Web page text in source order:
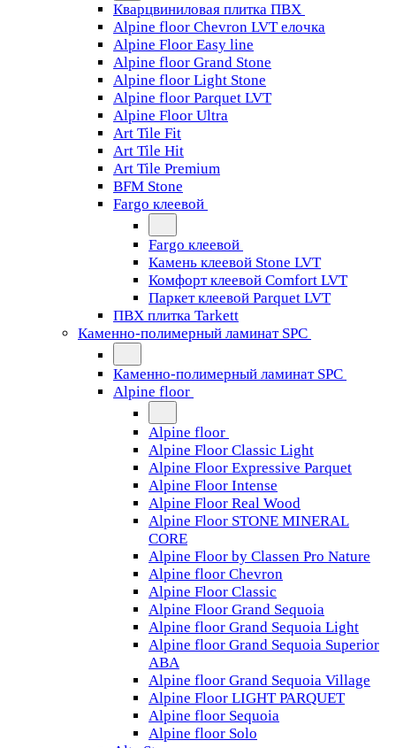
Кварцвиниловая плитка ПВХ
Alpine floor Chevron LVT елочка
Alpine Floor Easy line
Alpine floor Grand Stone
Alpine floor Light Stone
Alpine floor Parquet LVT
Alpine Floor Ultra
Art Tile Fit
Art Tile Hit
Art Tile Premium
BFM Stone
Fargo клеевой
Fargo клеевой
Камень клеевой Stone LVT
Комфорт клеевой Comfort LVT
Паркет клеевой Parquet LVT
ПВХ плитка Tarkett
Каменно-полимерный ламинат SPC
Каменно-полимерный ламинат SPC
Alpine floor
Alpine floor
Alpine Floor Classic Light
Alpine Floor Expressive Parquet
Alpine Floor Intense
Alpine Floor Real Wood
Alpine Floor STONE MINERAL
CORE
Alpine Floor by Classen Pro Nature
Alpine floor Chevron
Alpine Floor Classic
Alpine Floor Grand Sequoia
Alpine floor Grand Sequoia Light
Alpine floor Grand Sequoia Superior
ABA
Alpine floor Grand Sequoia Village
Alpine Floor LIGHT PARQUET
Alpine floor Sequoia
Alpine floor Solo